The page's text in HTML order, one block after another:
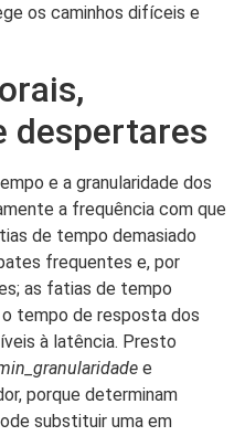
os caminhos difíceis e
despertares
e a granularidade dos
a frequência com que
de tempo demasiado
frequentes e, por
as fatias de tempo
tempo de resposta dos
à latência. Presto
e
porque determinam
substituir uma em